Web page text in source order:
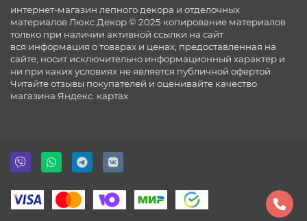
интернет-магазин лепного декора и отделочных
материалов Люкс Декор © 2025 копирование материалов
только при наличии активной ссылки на сайт
вся информация о товарах и ценах, предоставленная на
сайте, носит исключительно информационный характер и
ни при каких условиях не является публичной офертой
Читайте отзывы покупателей и оценивайте качество
магазина Яндекс. картах